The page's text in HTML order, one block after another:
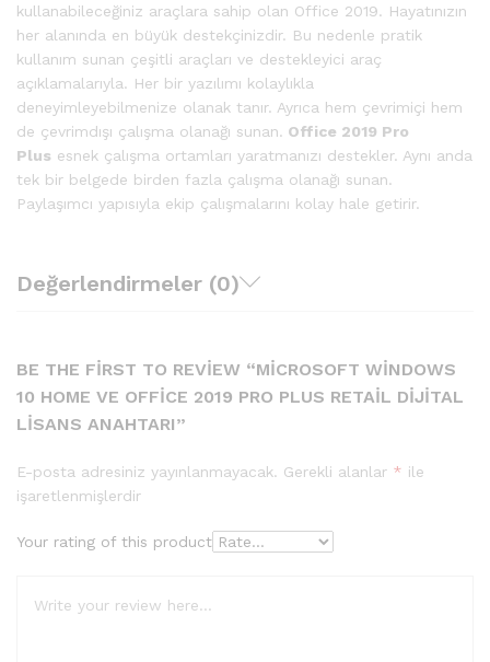
kullanabileceğiniz araçlara sahip olan Office 2019. Hayatınızın
her alanında en büyük destekçinizdir. Bu nedenle pratik
kullanım sunan çeşitli araçları ve destekleyici araç
açıklamalarıyla. Her bir yazılımı kolaylıkla
deneyimleyebilmenize olanak tanır. Ayrıca hem çevrimiçi hem
de çevrimdışı çalışma olanağı sunan. Office 2019 Pro
Plus esnek çalışma ortamları yaratmanızı destekler. Aynı anda
tek bir belgede birden fazla çalışma olanağı sunan.
Paylaşımcı yapısıyla ekip çalışmalarını kolay hale getirir.
Değerlendirmeler (0)
BE THE FIRST TO REVIEW “MICROSOFT WINDOWS
10 HOME VE OFFICE 2019 PRO PLUS RETAIL DIJITAL
LISANS ANAHTARI”
E-posta adresiniz yayınlanmayacak. Gerekli alanlar * ile
işaretlenmişlerdir
Your rating of this product